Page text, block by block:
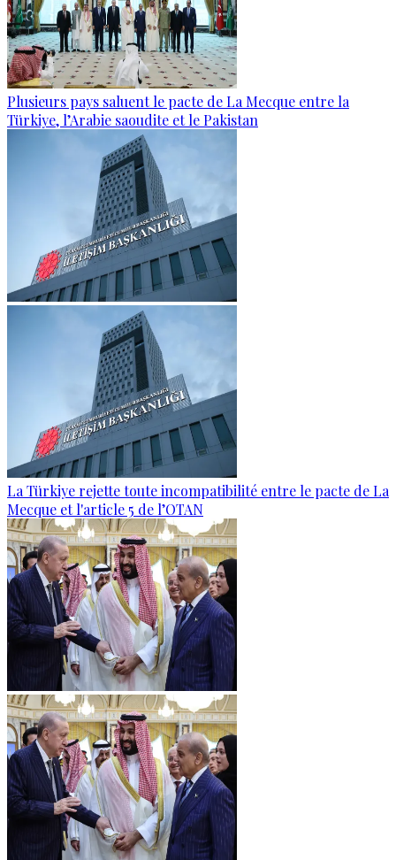
Plusieurs pays saluent le pacte de La Mecque entre la
Türkiye, l’Arabie saoudite et le Pakistan
La Türkiye rejette toute incompatibilité entre le pacte de La
Mecque et l'article 5 de l’OTAN